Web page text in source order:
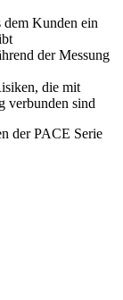
dem Kunden ein
der Messung
die mit
verbunden sind
der PACE Serie